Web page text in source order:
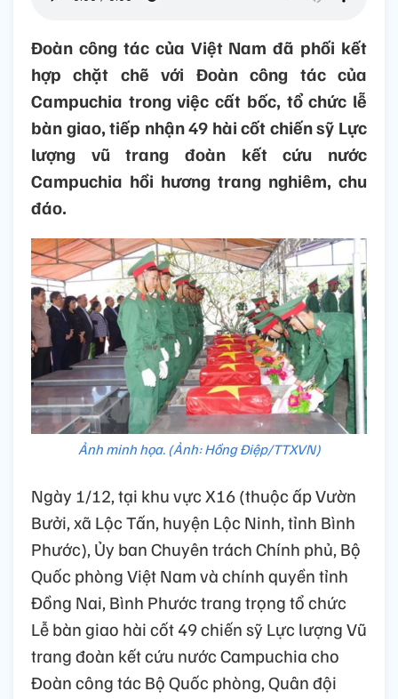
Đoàn công tác của Việt Nam đã phối kết
hợp chặt chẽ với Đoàn công tác của
Campuchia trong việc cất bốc, tổ chức lễ
bàn giao, tiếp nhận 49 hài cốt chiến sỹ Lực
lượng vũ trang đoàn kết cứu nước
Campuchia hồi hương trang nghiêm, chu
đáo.
Ảnh minh họa. (Ảnh: Hồng Điệp/TTXVN)
Ngày 1/12, tại khu vực X16 (thuộc ấp Vườn
Bưởi, xã Lộc Tấn, huyện Lộc Ninh, tỉnh Bình
Phước), Ủy ban Chuyên trách Chính phủ, Bộ
Quốc phòng Việt Nam và chính quyền tỉnh
Đồng Nai, Bình Phước trang trọng tổ chức
Lễ bàn giao hài cốt 49 chiến sỹ Lực lượng Vũ
trang đoàn kết cứu nước Campuchia cho
Đoàn công tác Bộ Quốc phòng, Quân đội